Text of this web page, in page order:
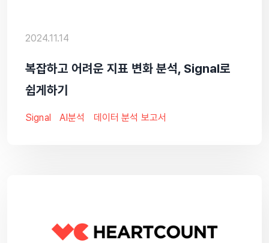
2024.11.14
복잡하고 어려운 지표 변화 분석, Signal로
쉽게하기
Signal AI분석 데이터 분석 보고서